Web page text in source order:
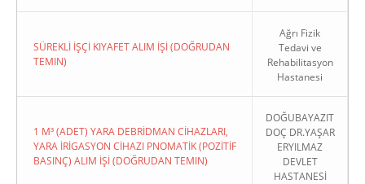
SÜREKLİ İŞÇİ KIYAFET ALIM İŞİ (DOĞRUDAN
TEMIN)
Ağrı Fizik
Tedavi ve
Rehabilitasyon
Hastanesi
1 M³ (ADET) YARA DEBRİDMAN CİHAZLARI,
YARA İRİGASYON CİHAZI PNOMATİK (POZİTİF
BASINÇ) ALIM İŞİ (DOĞRUDAN TEMIN)
DOĞUBAYAZIT
DOÇ DR.YAŞAR
ERYILMAZ
DEVLET
HASTANESİ